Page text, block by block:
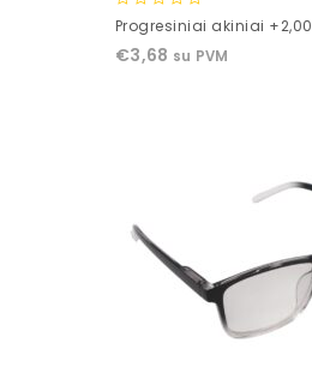
0
of
Progresiniai akiniai +2,00
€3,68 su PVM